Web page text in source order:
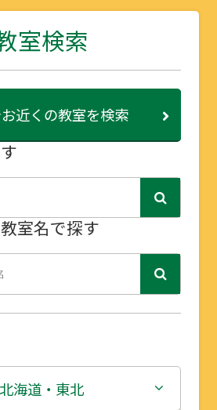
室検索
お近くの教室を検索
室名で探す
北海道・東北